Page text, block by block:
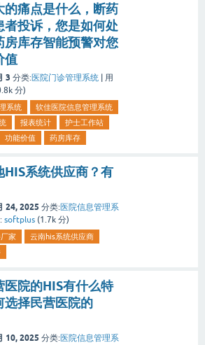
的痛点是什么，断药
者投诉，您是如何处
房库存智能预警对您
值
3 分类:医院门诊管理系统
用
分)
系统
软佳医院信息管理系统
报表统计
护士工作站
功能价值 药房库存
HIS系统供应商？有
24, 2025 分类:医院信息管理系
softplus (1.7k 分)
家
云南his系统供应商
医院的HIS有什么特
选择民营医院的
10, 2025 分类:医院信息管理系